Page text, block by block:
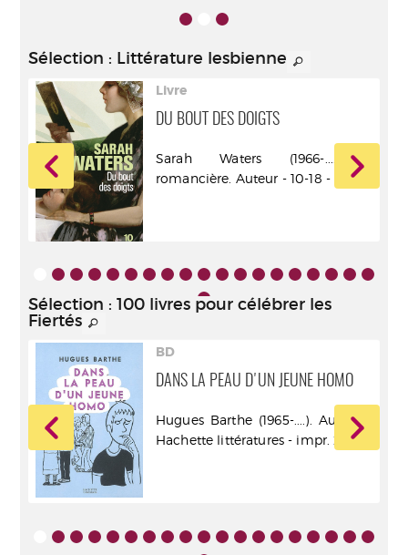
Sélection : Littérature lesbienne
Livre
DU BOUT DES DOIGTS
Sarah Waters (1966-....) -
romancière. Auteur - 10-18 - 2005
Sélection : 100 livres pour célébrer les
Fiertés
BD
DANS LA PEAU D'UN JEUNE HOMO
Hugues Barthe (1965-....). Auteur -
Hachette littératures - impr. 2006